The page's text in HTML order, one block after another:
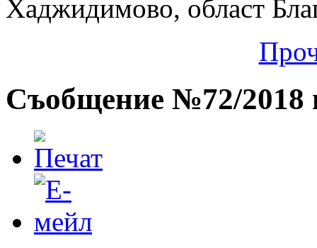
Хаджидимово, област
Съобщение №72/2018